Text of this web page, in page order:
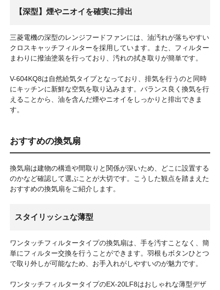
【深型】煙やニオイを確実に排出
三菱電機の深型のレンジフードファンには、油汚れが落ちやすい
クロスキャッチフィルターを採用しています。また、フィルター
まわりに撥油塗装を行っており、汚れの拭き取りが簡単です。
V-604KQ8は自然給気タイプとなっており、排気を行うのと同時
にキッチンに新鮮な空気を取り込みます。バランス良く換気を行
えることから、油を含んだ煙やニオイをしっかりと排出できま
す。
おすすめの換気扇
換気扇は建物の構造や間取りと関係が深いため、どこに設置する
のかなど確認して選ぶことが大切です。こうした観点を踏まえた
おすすめの換気扇をご紹介します。
スタイリッシュな薄型
ワンタッチフィルタータイプの換気扇は、手を汚すことなく、簡
単にフィルター交換を行うことができます。羽根もボタンひとつ
で取り外しが可能なため、お手入れがしやすいのが魅力です。
ワンタッチフィルタータイプのEX-20LF8はおしゃれな薄型デザ